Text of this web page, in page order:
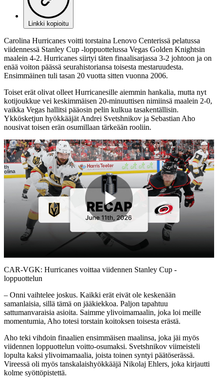
Linkki kopioitu
Carolina Hurricanes voitti torstaina Lenovo Centerissä pelatussa
viidennessä Stanley Cup -loppuottelussa Vegas Golden Knightsin
maalein 4-2. Hurricanes siirtyi täten finaalisarjassa 3-2 johtoon ja on
enää voiton päässä seurahistoriansa toisesta mestaruudesta.
Ensimmäinen tuli tasan 20 vuotta sitten vuonna 2006.
Toiset erät olivat olleet Hurricanesille aiemmin hankalia, mutta nyt
kotijoukkue vei keskimmäisen 20-minuuttisen nimiinsä maalein 2-0,
vaikka Vegas hallitsi pääosin pelin kulkua tasakentällisin.
Ykkösketjun hyökkääjät Andrei Svetshnikov ja Sebastian Aho
nousivat toisen erän osumillaan tärkeään rooliin.
Play
Video
CAR-VGK: Hurricanes voittaa viidennen Stanley Cup -
loppuottelun
– Onni vaihtelee joskus. Kaikki erät eivät ole keskenään
samanlaisia, sillä tämä on jääkiekkoa. Paljon tapahtuu
sattumanvaraisia asioita. Saimme ylivoimamaalin, joka loi meille
momentumia, Aho totesi torstain koitoksen toisesta erästä.
Aho teki vihdoin finaalien ensimmäisen maalinsa, joka jäi myös
viidennen loppuottelun voitto-osumaksi. Svetshnikov viimeisteli
lopulta kaksi ylivoimamaalia, joista toinen syntyi päätöserässä.
Vireessä oli myös tanskalaishyökkääjä Nikolaj Ehlers, joka kirjautti
kolme syöttöpistettä.